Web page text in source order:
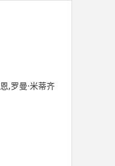
,罗曼·米蒂齐